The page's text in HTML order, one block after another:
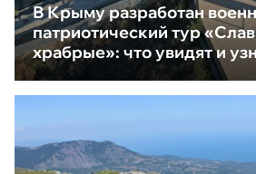
В Крыму разработан
патриотический тур
храбрые»: что увидят и